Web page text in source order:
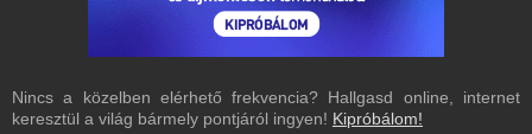
Nincs a közelben elérhető frekvencia? Hallgasd online, internet
keresztül a világ bármely pontjáról ingyen! Kipróbálom!